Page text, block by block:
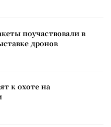
поучаствовали в
дронов
к охоте на